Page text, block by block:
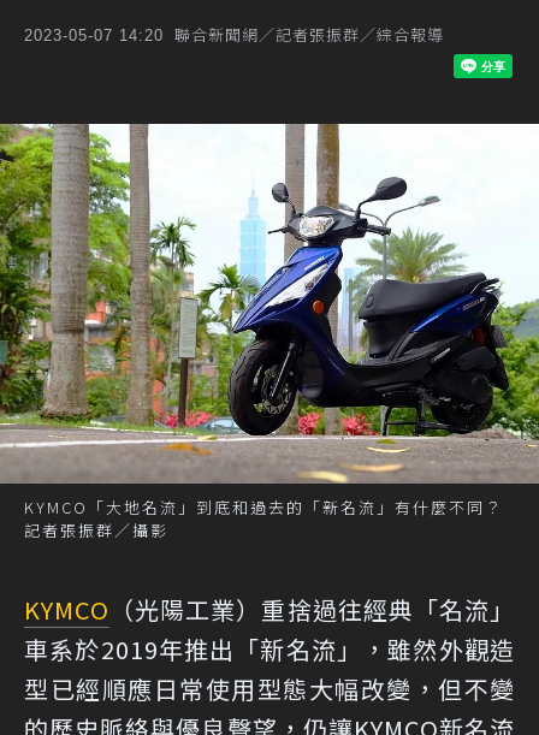
2023-05-07 14:20 聯合新聞網／記者張振群／綜合報導
KYMCO「大地名流」到底和過去的「新名流」有什麼不同？
記者張振群／攝影
KYMCO （光陽工業）重捨過往經典「名流」
車系於2019年推出「新名流」，雖然外觀造
型已經順應日常使用型態大幅改變，但不變